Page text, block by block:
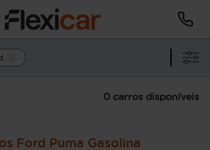
0 carros disponíveis
Ford Puma Gasolina